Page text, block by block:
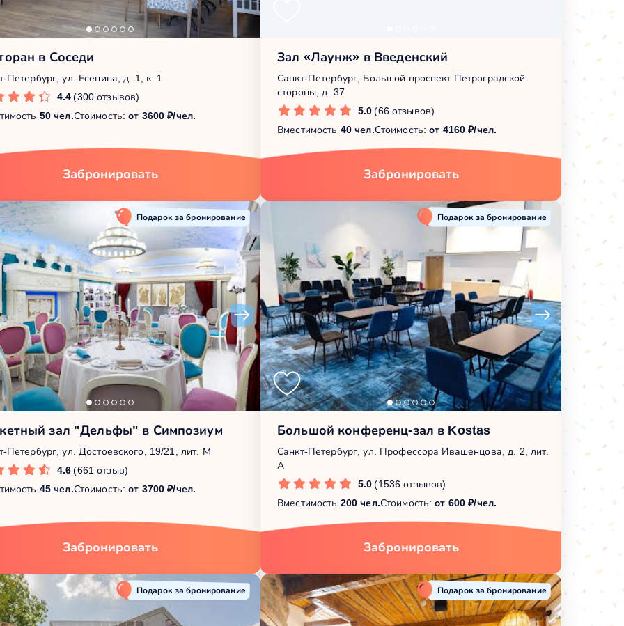
в Соседи
Петербург, ул. Есенина, д. 1, к. 1
4.4 (300 отзывов)
50 чел.Стоимость:от 3600 ₽/чел.
Забронировать
Зал «Лаунж» в Введенский
Санкт-Петербург, Большой проспект Петроградской
стороны, д. 37
5.0 (66 отзывов)
Вместимость 40 чел.Стоимость:от 4160 ₽/чел.
Забронировать
Подарок за бронирование
зал "Дельфы" в Симпозиум
Петербург, ул. Достоевского, 19/21, лит. М
4.6 (661 отзыв)
45 чел.Стоимость:от 3700 ₽/чел.
Забронировать
Подарок за бронирование
Большой конференц-зал в Kostas
Санкт-Петербург, ул. Профессора Ивашенцoва, д. 2, лит.
А
5.0 (1536 отзывов)
Вместимость 200 чел.Стоимость:от 600 ₽/чел.
Забронировать
Подарок за бронирование Подарок за бронирование